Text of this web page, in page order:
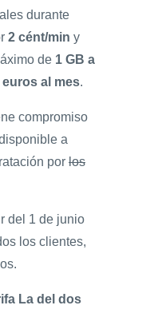
durante
2 cént/min y
de 1 GB a
al mes.
compromiso
a
por los
del 1 de junio
los clientes,
La del dos